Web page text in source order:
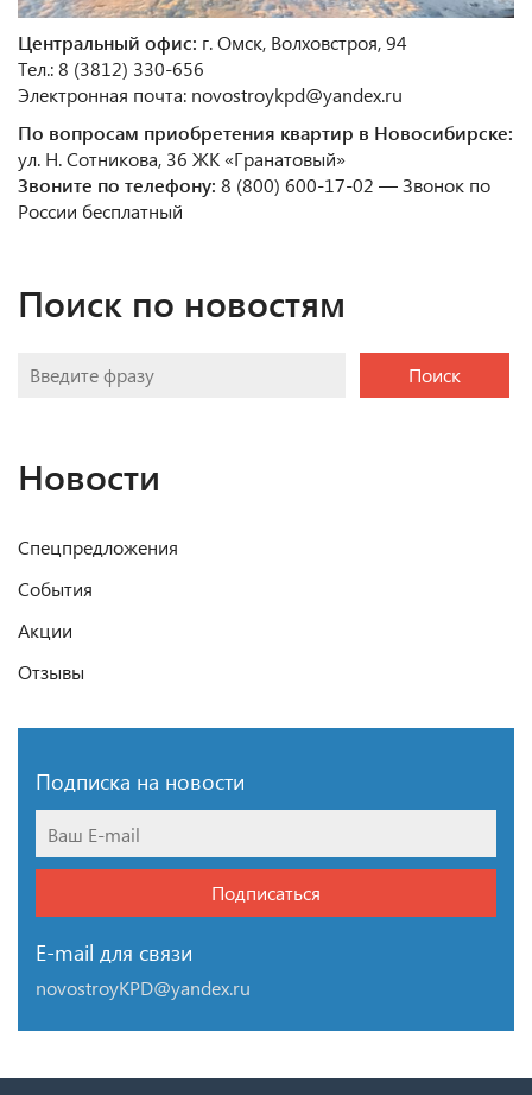
Центральный офис: г. Омск, Волховстроя, 94
Тел.: 8 (3812) 330-656
Электронная почта: novostroykpd@yandex.ru
По вопросам приобретения квартир в Новосибирске:
ул. Н. Сотникова, 36 ЖК «Гранатовый»
Звоните по телефону: 8 (800) 600-17-02 — Звонок по
России бесплатный
Поиск по новостям
Поиск
Новости
Спецпредложения
События
Акции
Отзывы
Подписка на новости
Подписаться
E-mail для связи
novostroyKPD@yandex.ru